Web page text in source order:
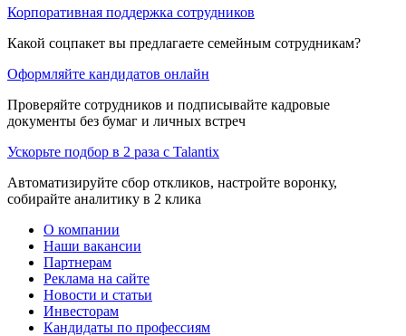
Корпоративная поддержка сотрудников
Какой соцпакет вы предлагаете семейным сотрудникам?
Оформляйте кандидатов онлайн
Проверяйте сотрудников и подписывайте кадровые
документы без бумаг и личных встреч
Ускорьте подбор в 2 раза с Talantix
Автоматизируйте сбор откликов, настройте воронку,
собирайте аналитику в 2 клика
О компании
Наши вакансии
Партнерам
Реклама на сайте
Новости и статьи
Инвесторам
Кандидаты по профессиям